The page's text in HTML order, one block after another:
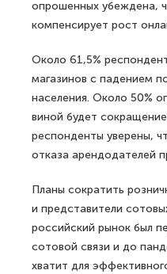
опрошенных убеждена,
компенсирует рост
Около 61,5%
магазинов с падением
населения. Около 50%
виной будет
респонденты уверены,
отказа арендодателей
Планы сократить
и представители
российский рынок был
сотовой связи и до
хватит для